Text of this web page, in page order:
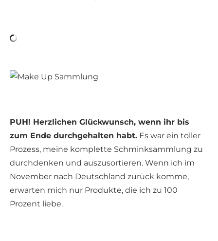
PUH! Herzlichen Glückwunsch, wenn ihr bis
zum Ende durchgehalten habt. Es war ein toller
Prozess, meine komplette Schminksammlung zu
durchdenken und auszusortieren. Wenn ich im
November nach Deutschland zurück komme,
erwarten mich nur Produkte, die ich zu 100
Prozent liebe.